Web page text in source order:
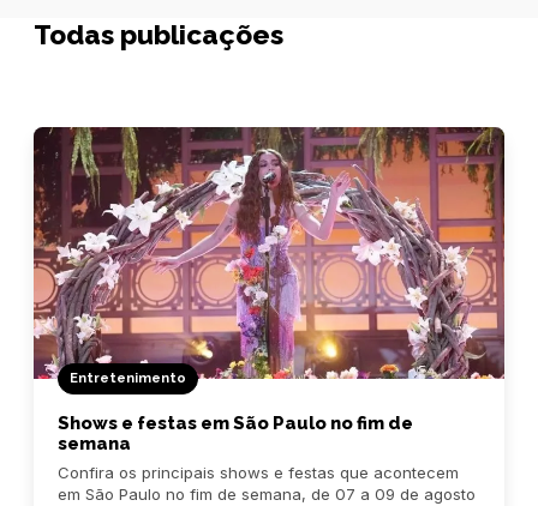
Todas publicações
Entretenimento
Shows e festas em São Paulo no fim de
semana
Confira os principais shows e festas que acontecem
em São Paulo no fim de semana, de 07 a 09 de agosto